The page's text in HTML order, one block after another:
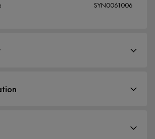
: SYN0061006
kan fästas på din Roxystol